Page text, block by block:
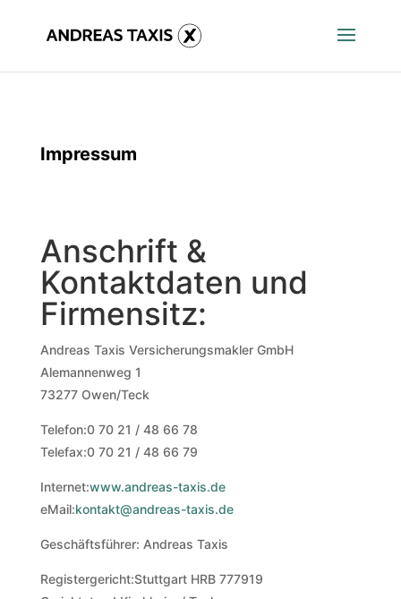
Impressum
Anschrift &
Kontaktdaten und
Firmensitz:
Andreas Taxis Versicherungsmakler GmbH
Alemannenweg 1
73277 Owen/Teck
Telefon:0 70 21 / 48 66 78
Telefax:0 70 21 / 48 66 79
Internet:www.andreas-taxis.de
eMail:kontakt@andreas-taxis.de
Geschäftsführer: Andreas Taxis
Registergericht:Stuttgart HRB 777919